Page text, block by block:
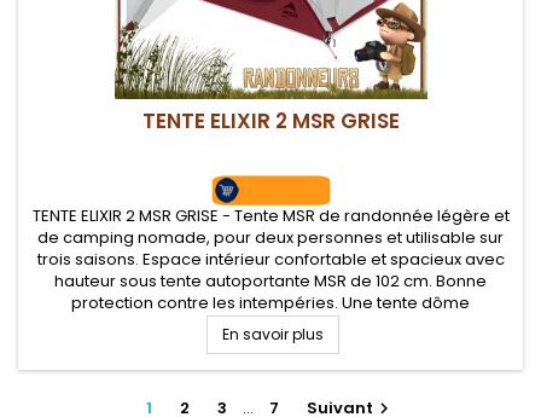
TENTE ELIXIR 2 MSR GRISE
TENTE ELIXIR 2 MSR GRISE - Tente MSR de randonnée légère et
de camping nomade, pour deux personnes et utilisable sur
trois saisons. Espace intérieur confortable et spacieux avec
hauteur sous tente autoportante MSR de 102 cm. Bonne
protection contre les intempéries. Une tente dôme
autoportante d'un très bon rapport qualité/prix. Tapis de sol
fourni.
En savoir plus
1 2 3 … 7 Suivant 